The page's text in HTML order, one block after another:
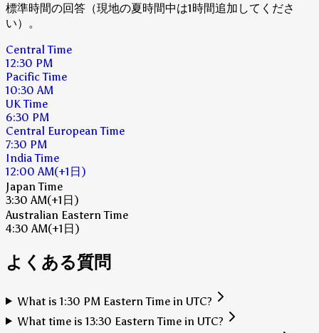
標準時間の回答（現地の夏時間中は1時間追加してくださ
い）。
Central Time
12:30 PM
Pacific Time
10:30 AM
UK Time
6:30 PM
Central European Time
7:30 PM
India Time
12:00 AM(+1日)
Japan Time
3:30 AM(+1日)
Australian Eastern Time
4:30 AM(+1日)
よくある質問
What is 1:30 PM Eastern Time in UTC?
What time is 13:30 Eastern Time in UTC?